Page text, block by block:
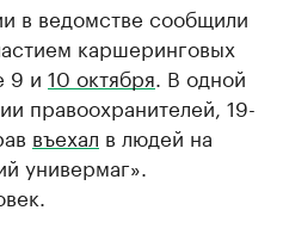
в ведомстве сообщили
каршеринговых
9 и 10 октября . В одной
правоохранителей, 19-
въехал в людей на
универмаг».